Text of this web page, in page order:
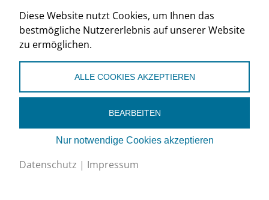
Schweizerischer Verband für Kältetechnik SVK
Eichistrasse 1, 6055 Alpnach Dorf
+41 (0)41 670 30 45
info@svk.ch
Google Maps
Datenschutz
Cookies bearbeiten
Diese Website nutzt Cookies, um Ihnen das
bestmögliche Nutzererlebnis auf unserer Website
zu ermöglichen.
ALLE COOKIES AKZEPTIEREN
BEARBEITEN
Nur notwendige Cookies akzeptieren
Datenschutz | Impressum